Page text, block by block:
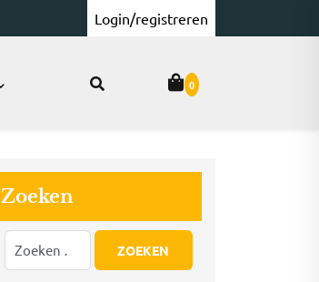
Login/registreren
0
Zoeken